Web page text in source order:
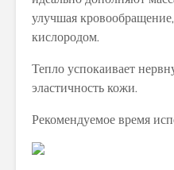
улучшая
кислородом.
Тепло успокаивает
эластичность кожи.
Рекомендуемое время